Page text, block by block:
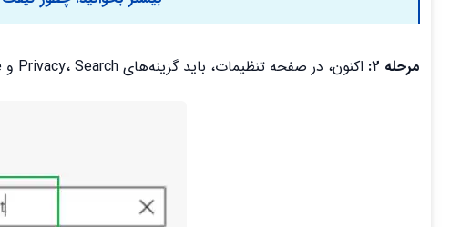
مرحله 2: اکنون، در صفحه تنظیمات، باید گزینه‌های Privacy، Search و Service را انتخاب کنید. روی آن کلیک کنید.